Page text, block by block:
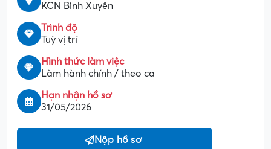
KCN Bình Xuyên
Trình độ
Tuỳ vị trí
Hình thức làm việc
Làm hành chính / theo ca
Hạn nhận hồ sơ
31/05/2026
Nộp hồ sơ